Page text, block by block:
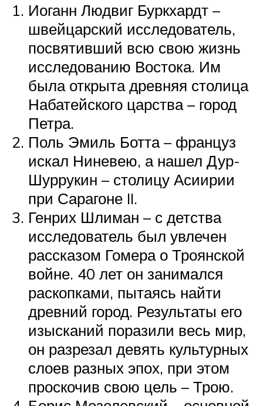
Иоганн Людвиг Буркхардт –
швейцарский исследователь,
посвятивший всю свою жизнь
исследованию Востока. Им
была открыта древняя столица
Набатейского царства – город
Петра.
Поль Эмиль Ботта – француз
искал Ниневею, а нашел Дур-
Шуррукин – столицу Асиирии
при Сарагоне II.
Генрих Шлиман – с детства
исследователь был увлечен
рассказом Гомера о Троянской
войне. 40 лет он занимался
раскопками, пытаясь найти
древний город. Результаты его
изысканий поразили весь мир,
он разрезал девять культурных
слоев разных эпох, при этом
проскочив свою цель – Трою.